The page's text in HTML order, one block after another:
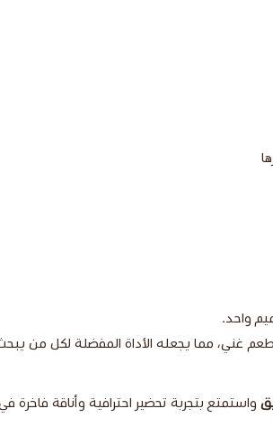
واحد.
غني، مما يجعله الأداة المفضلة لكل من
واستمتع بتجربة تحضير احترافية وأناقة